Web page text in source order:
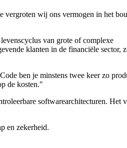
vergroten wij ons vermogen in het
van grote of complexe
klanten in de financiële sector,
ben je minstens twee keer zo
de kosten."
softwarearchitecturen. Het
en zekerheid.